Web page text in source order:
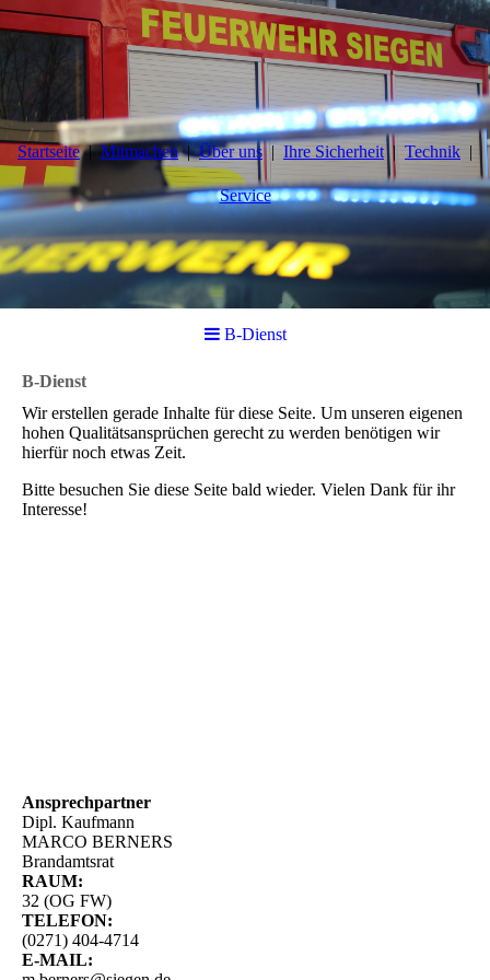
Startseite Mitmachen Über uns Ihre Sicherheit Technik
Service
B-Dienst
B-Dienst
Wir erstellen gerade Inhalte für diese Seite. Um unseren eigenen
hohen Qualitätsansprüchen gerecht zu werden benötigen wir
hierfür noch etwas Zeit.
Bitte besuchen Sie diese Seite bald wieder. Vielen Dank für ihr
Interesse!
Ansprechpartner
Dipl. Kaufmann
MARCO BERNERS
Brandamtsrat
RAUM:
32 (OG FW)
TELEFON:
(0271) 404-4714
E-MAIL: